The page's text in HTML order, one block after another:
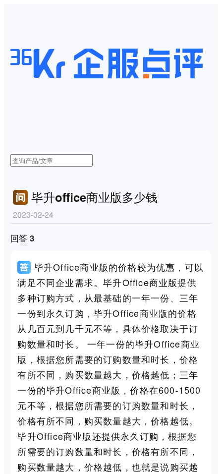
毕升office商业版多少钱
2023-02-24
回答 3
毕升Office商业版的价格较为优惠，可以
满足不同企业需求。毕升Office商业版提供
多种订购方式，从最基础的一年一份、三年
一份到永久订购，毕升Office商业版的价格
从几百元到几千元不等，具体价格取决于订
购数量和时长。 一年一份的毕升Office商业
版，根据您所需要的订购数量和时长，价格
有所不同，购买数量越大，价格越低；三年
一份的毕升Office商业版，价格在600-1500
元不等，根据您所需要的订购数量和时长，
价格有所不同，购买数量越大，价格越低。
毕升Office商业版还提供永久订购，根据您
所需要的订购数量和时长，价格有所不同，
购买数量越大，价格越低，也就是说购买越